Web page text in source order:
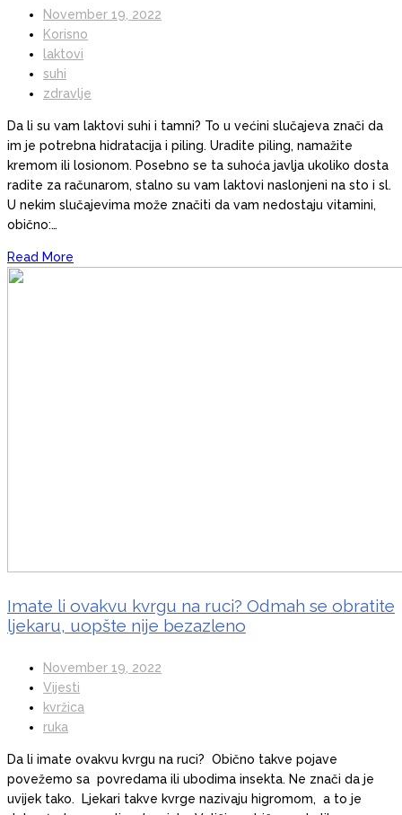
November 19, 2022
Korisno
laktovi
suhi
zdravlje
Da li su vam laktovi suhi i tamni? To u većini slučajeva znači da
im je potrebna hidratacija i piling. Uradite piling, namažite
kremom ili losionom. Posebno se ta suhoća javlja ukoliko dosta
radite za računarom, stalno su vam laktovi naslonjeni na sto i sl.
U nekim slučajevima može značiti da vam nedostaju vitamini,
obično:…
Read More
Imate li ovakvu kvrgu na ruci? Odmah se obratite
ljekaru, uopšte nije bezazleno
November 19, 2022
Vijesti
kvržica
ruka
Da li imate ovakvu kvrgu na ruci? Obično takve pojave
povežemo sa povredama ili ubodima insekta. Ne znači da je
uvijek tako. Ljekari takve kvrge nazivaju higromom, a to je